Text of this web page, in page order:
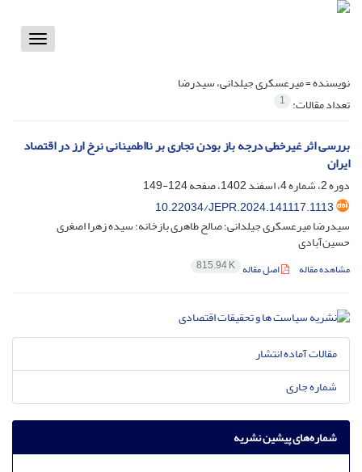
Toggle
نویسنده =میرعسکری جیلدانی، سیدرضا
تعداد مقالات: 1
بررسی اثر غیرخطی درجه باز بودن تجاری بر نااطمینانی نرخ ارز در اقتصاد
ایران
دوره 2، شماره 4، اسفند 1402، صفحه
124-149
10.22034/JEPR.2024.141117.1113
سیدرضا میرعسکری جیلدانی؛ صالح طاهری بازخانه؛ سیده زهرا اصغری
حسین‌آبادی
مشاهده مقاله اصل مقاله 815.94 K
مقالات آماده انتشار
شماره جاری
شماره‌های پیشین نشریه